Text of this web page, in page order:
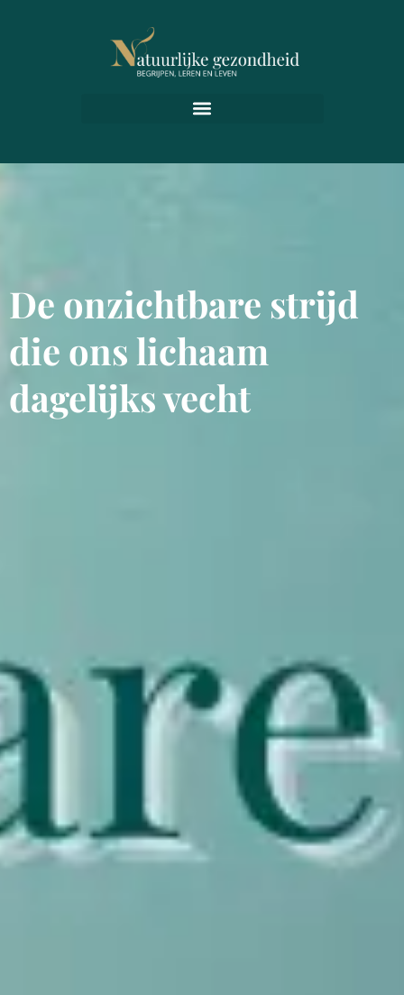
De onzichtbare strijd
die ons lichaam
dagelijks vecht